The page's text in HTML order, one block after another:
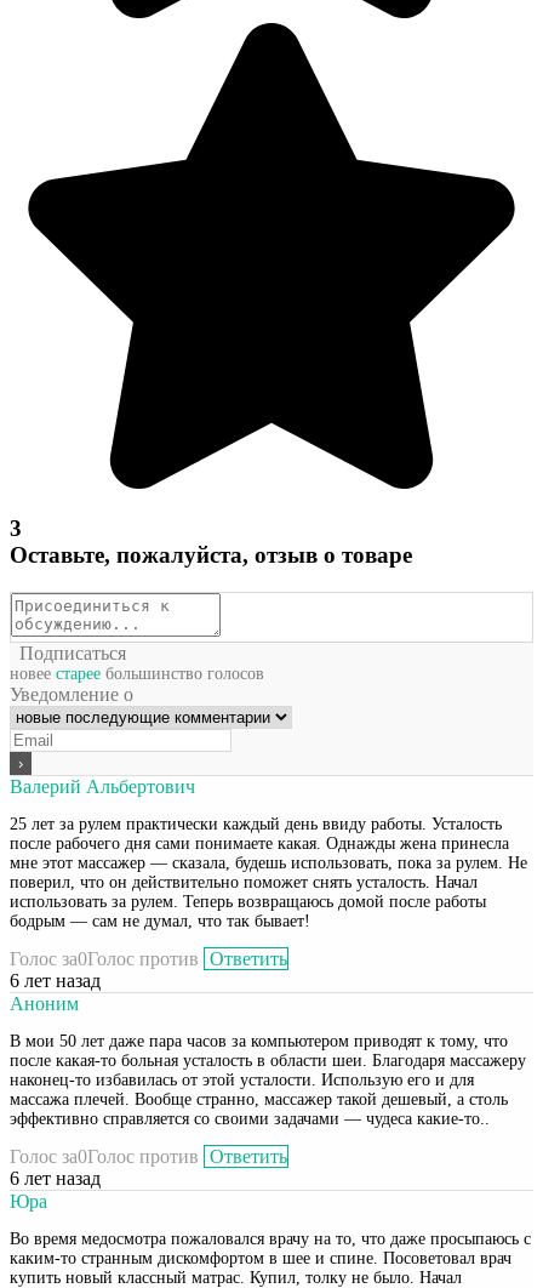
3
Оставьте, пожалуйста, отзыв о товаре
Подписаться
новее старее большинство голосов
Уведомление о
Валерий Альбертович
25 лет за рулем практически каждый день ввиду работы. Усталость
после рабочего дня сами понимаете какая. Однажды жена принесла
мне этот массажер — сказала, будешь использовать, пока за рулем. Не
поверил, что он действительно поможет снять усталость. Начал
использовать за рулем. Теперь возвращаюсь домой после работы
бодрым — сам не думал, что так бывает!
Голос за0Голос против Ответить
6 лет назад
Аноним
В мои 50 лет даже пара часов за компьютером приводят к тому, что
после какая-то больная усталость в области шеи. Благодаря массажеру
наконец-то избавилась от этой усталости. Использую его и для
массажа плечей. Вообще странно, массажер такой дешевый, а столь
эффективно справляется со своими задачами — чудеса какие-то..
Голос за0Голос против Ответить
6 лет назад
Юра
Во время медосмотра пожаловался врачу на то, что даже просыпаюсь с
каким-то странным дискомфортом в шее и спине. Посоветовал врач
купить новый классный матрас. Купил, толку не было. Начал